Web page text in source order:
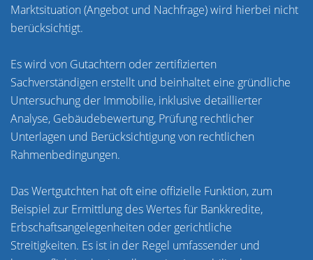
Marktsituation (Angebot und Nachfrage) wird hierbei nicht
berücksichtigt.
Es wird von Gutachtern oder zertifizierten
Sachverständigen erstellt und beinhaltet eine gründliche
Untersuchung der Immobilie, inklusive detaillierter
Analyse, Gebäudebewertung, Prüfung rechtlicher
Unterlagen und Berücksichtigung von rechtlichen
Rahmenbedingungen.
Das Wertgutchten hat oft eine offizielle Funktion, zum
Beispiel zur Ermittlung des Wertes für Bankkredite,
Erbschaftsangelegenheiten oder gerichtliche
Streitigkeiten. Es ist in der Regel umfassender und